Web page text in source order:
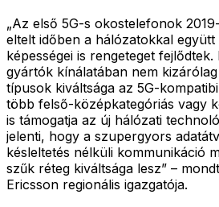
„Az első 5G-s okostelefonok
eltelt időben a hálózatokkal
képességei is rengeteget fejlődtek.
gyártók kínálatában nem
típusok kiváltsága az 5G-
több felső-középkategóriás vagy
is támogatja az új hálózati
jelenti, hogy a szupergyors
késleltetés nélküli kommunikáció
szűk réteg kiváltsága lesz” –
Ericsson regionális igazgatója.